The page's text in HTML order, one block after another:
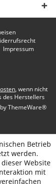
Impressum
, wenn nicht
des Herstellers
ThemeWare®
Betrieb
werden.
Website
mit